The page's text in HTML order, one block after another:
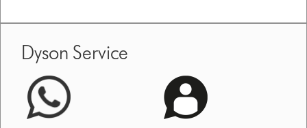
Dyson Service